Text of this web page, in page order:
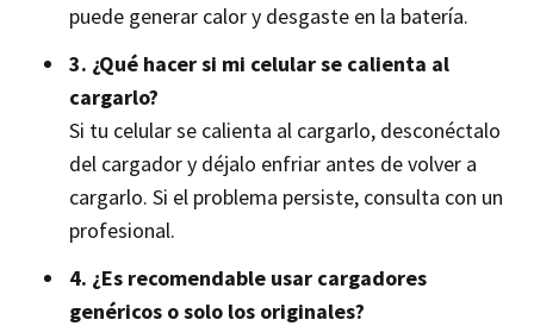
puede generar calor y desgaste en la batería.
3. ¿Qué hacer si mi celular se calienta al
cargarlo?
Si tu celular se calienta al cargarlo, desconéctalo
del cargador y déjalo enfriar antes de volver a
cargarlo. Si el problema persiste, consulta con un
profesional.
4. ¿Es recomendable usar cargadores
genéricos o solo los originales?